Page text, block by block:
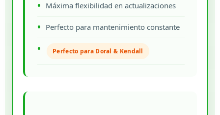
Máxima flexibilidad en actualizaciones
Perfecto para mantenimiento constante
Perfecto para Doral & Kendall